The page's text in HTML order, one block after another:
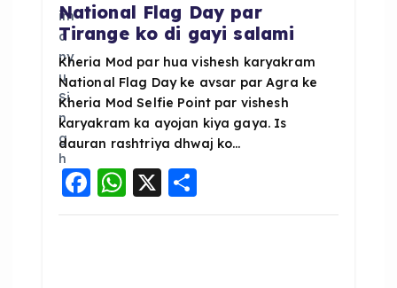
National Flag Day par
Tirange ko di gayi salami
Kheria Mod par hua vishesh karyakram
National Flag Day ke avsar par Agra ke
Kheria Mod Selfie Point par vishesh
karyakram ka ayojan kiya gaya. Is
dauran rashtriya dhwaj ko…
F
a
W
h
X S
h